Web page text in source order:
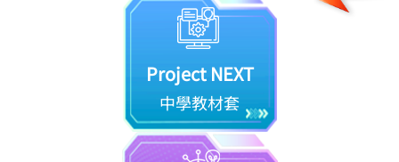
Project NEXT
中學教材套